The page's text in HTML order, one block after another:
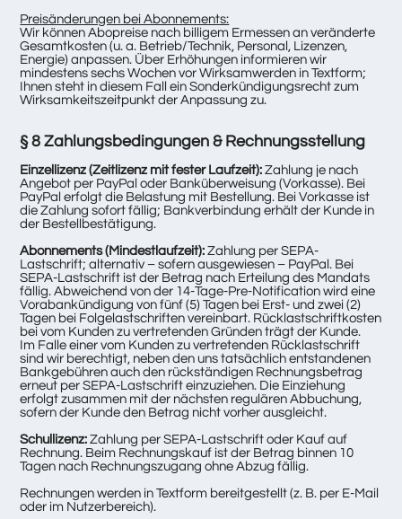
Preisänderungen bei Abonnements:
Wir können Abopreise nach billigem Ermessen an veränderte
Gesamtkosten (u. a. Betrieb/Technik, Personal, Lizenzen,
Energie) anpassen. Über Erhöhungen informieren wir
mindestens sechs Wochen vor Wirksamwerden in Textform;
Ihnen steht in diesem Fall ein Sonderkündigungsrecht zum
Wirksamkeitszeitpunkt der Anpassung zu.
§ 8 Zahlungsbedingungen & Rechnungsstellung
Einzellizenz (Zeitlizenz mit fester Laufzeit): Zahlung je nach
Angebot per PayPal oder Banküberweisung (Vorkasse). Bei
PayPal erfolgt die Belastung mit Bestellung. Bei Vorkasse ist
die Zahlung sofort fällig; Bankverbindung erhält der Kunde in
der Bestellbestätigung.
Abonnements (Mindestlaufzeit): Zahlung per SEPA-
Lastschrift; alternativ – sofern ausgewiesen – PayPal. Bei
SEPA-Lastschrift ist der Betrag nach Erteilung des Mandats
fällig. Abweichend von der 14-Tage-Pre-Notification wird eine
Vorabankündigung von fünf (5) Tagen bei Erst- und zwei (2)
Tagen bei Folgelastschriften vereinbart. Rücklastschriftkosten
bei vom Kunden zu vertretenden Gründen trägt der Kunde.
Im Falle einer vom Kunden zu vertretenden Rücklastschrift
sind wir berechtigt, neben den uns tatsächlich entstandenen
Bankgebühren auch den rückständigen Rechnungsbetrag
erneut per SEPA-Lastschrift einzuziehen. Die Einziehung
erfolgt zusammen mit der nächsten regulären Abbuchung,
sofern der Kunde den Betrag nicht vorher ausgleicht.
Schullizenz: Zahlung per SEPA-Lastschrift oder Kauf auf
Rechnung. Beim Rechnungskauf ist der Betrag binnen 10
Tagen nach Rechnungszugang ohne Abzug fällig.
Rechnungen werden in Textform bereitgestellt (z. B. per E-Mail
oder im Nutzerbereich).